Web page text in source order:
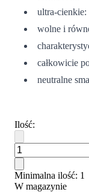
ultra-cienkie:
wolne i
całkowicie
neutralne
Ilość:
Minimalna ilość: 1
W magazynie